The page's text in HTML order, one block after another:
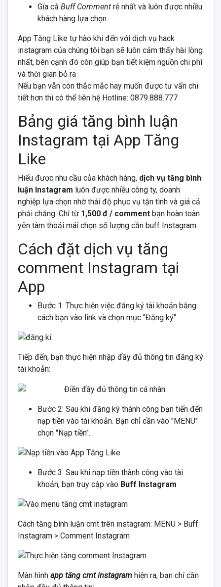
Gía cả Buff Comment rẻ nhất và luôn được nhiều
khách hàng lựa chọn
App Tăng Like tự hào khi đến với dịch vụ hack
instagram của chúng tôi bạn sẽ luôn cảm thấy hài lòng
nhất, bên cạnh đó còn giúp bạn tiết kiệm nguồn chi phí
và thời gian bỏ ra
Nếu bạn vẫn còn thắc mắc hay muốn được tư vấn chi
tiết hơn thì có thể liên hệ Hotline: 0879.888.777
Bảng giá tăng bình luận
Instagram tại App Tăng
Like
Hiểu được nhu cầu của khách hàng, dịch vụ tăng bình
luận Instagram luôn được nhiều công ty, doanh
nghiệp lựa chọn nhờ thái độ phục vụ tận tình và giá cả
phải chăng. Chỉ từ 1,500 đ / commentbạn hoàn toàn
yên tâm thoải mái chọn số lượng cần buff Instagram
Cách đặt dịch vụ tăng
comment Instagram tại
App
Bước 1: Thực hiện việc đăng ký tài khoản bằng
cách bạn vào link và chọn mục "Đăng ký"
Tiếp đến, bạn thực hiện nhập đầy đủ thông tin đăng ký
tài khoản:
Bước 2: Sau khi đăng ký thành công bạn tiến đến
nạp tiền vào tài khoản. Bạn chỉ cần vào "MENU"
chọn "Nạp tiền".
Bước 3: Sau khi nạp tiền thành công vào tài
khoản, bạn truy cập vào Buff Instagram
Cách tăng bình luận cmt trên instagram: MENU > Buff
Instagram > Comment Instagram
Màn hình app tăng cmt instagramhiện ra, bạn chỉ cần